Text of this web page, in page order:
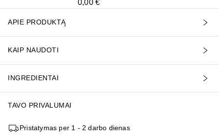
0,00 €
APIE PRODUKTĄ
KAIP NAUDOTI
INGREDIENTAI
TAVO PRIVALUMAI
Pristatymas per 1 - 2 darbo dienas